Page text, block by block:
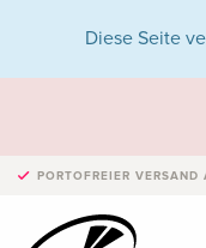
Diese Seite
PORTOFREIER VERSAND